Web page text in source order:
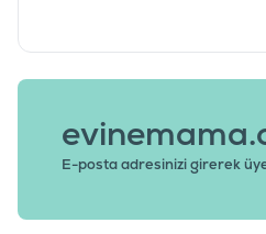
E-posta adresinizi girerek